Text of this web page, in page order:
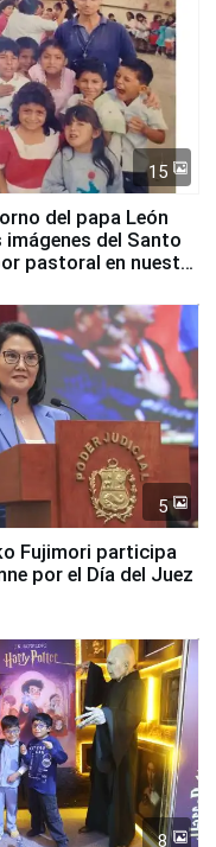
15
del papa León
imágenes del Santo
pastoral en nuestro
5
Fujimori participa
por el Día del Juez
8